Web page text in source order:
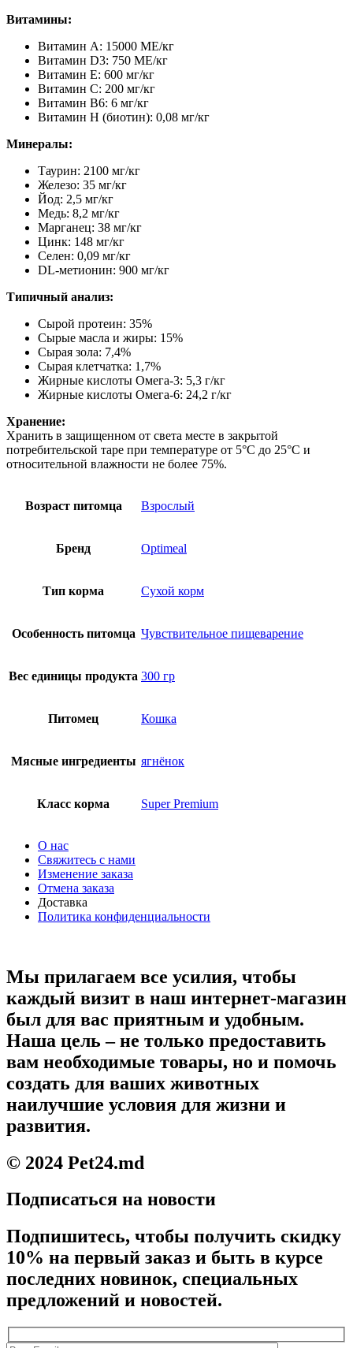
Витамины:
Витамин А: 15000 МЕ/кг
Витамин D3: 750 МЕ/кг
Витамин Е: 600 мг/кг
Витамин С: 200 мг/кг
Витамин B6: 6 мг/кг
Витамин H (биотин): 0,08 мг/кг
Минералы:
Таурин: 2100 мг/кг
Железо: 35 мг/кг
Йод: 2,5 мг/кг
Медь: 8,2 мг/кг
Марганец: 38 мг/кг
Цинк: 148 мг/кг
Селен: 0,09 мг/кг
DL-метионин: 900 мг/кг
Типичный анализ:
Сырой протеин: 35%
Сырые масла и жиры: 15%
Сырая зола: 7,4%
Сырая клетчатка: 1,7%
Жирные кислоты Омега-3: 5,3 г/кг
Жирные кислоты Омега-6: 24,2 г/кг
Хранение:
Хранить в защищенном от света месте в закрытой
потребительской таре при температуре от 5°С до 25°С и
относительной влажности не более 75%.
Возраст питомца Взрослый
Бренд Optimeal
Тип корма Сухой корм
Особенность питомца Чувствительное пищеварение
Вес единицы продукта 300 гр
Питомец Кошка
Мясные ингредиенты ягнёнок
Класс корма Super Premium
О нас
Свяжитесь с нами
Изменение заказа
Отмена заказа
Доставка
Политика конфиденциальности
Мы прилагаем все усилия, чтобы
каждый визит в наш интернет-магазин
был для вас приятным и удобным.
Наша цель – не только предоставить
вам необходимые товары, но и помочь
создать для ваших животных
наилучшие условия для жизни и
развития.
© 2024 Pet24.md
Подписаться на новости
Подпишитесь, чтобы получить скидку
10% на первый заказ и быть в курсе
последних новинок, специальных
предложений и новостей.